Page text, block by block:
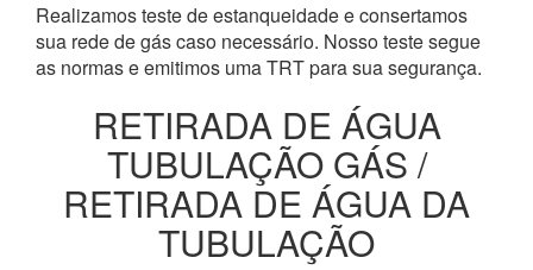
Realizamos teste de estanqueidade e consertamos
sua rede de gás caso necessário. Nosso teste segue
as normas e emitimos uma TRT para sua segurança.
RETIRADA DE ÁGUA
TUBULAÇÃO GÁS /
RETIRADA DE ÁGUA DA
TUBULAÇÃO